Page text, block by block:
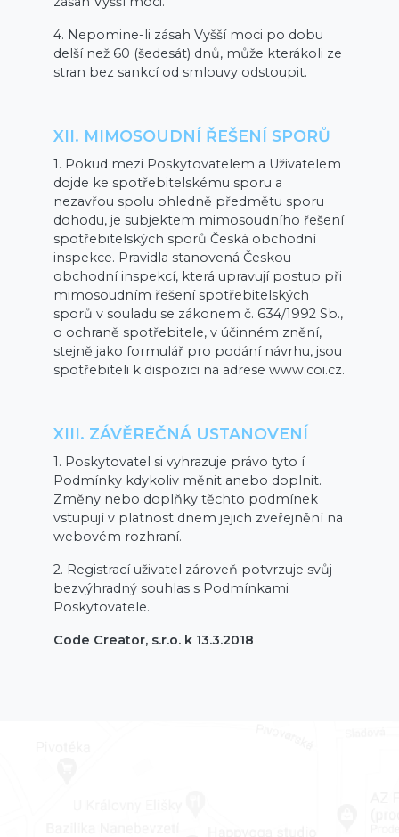
4. Nepomine-li zásah Vyšší moci po dobu
delší než 60 (šedesát) dnů, může kterákoli ze
stran bez sankcí od smlouvy odstoupit.
XII. MIMOSOUDNÍ ŘEŠENÍ SPORŮ
1. Pokud mezi Poskytovatelem a Uživatelem
dojde ke spotřebitelskému sporu a
nezavřou spolu ohledně předmětu sporu
dohodu, je subjektem mimosoudního řešení
spotřebitelských sporů Česká obchodní
inspekce. Pravidla stanovená Českou
obchodní inspekcí, která upravují postup při
mimosoudním řešení spotřebitelských
sporů v souladu se zákonem č. 634/1992 Sb.,
o ochraně spotřebitele, v účinném znění,
stejně jako formulář pro podání návrhu, jsou
spotřebiteli k dispozici na adrese www.coi.cz.
XIII. ZÁVĚREČNÁ USTANOVENÍ
1. Poskytovatel si vyhrazuje právo tyto í
Podmínky kdykoliv měnit anebo doplnit.
Změny nebo doplňky těchto podmínek
vstupují v platnost dnem jejich zveřejnění na
webovém rozhraní.
2. Registrací uživatel zároveň potvrzuje svůj
bezvýhradný souhlas s Podmínkami
Poskytovatele.
Code Creator, s.r.o. k 13.3.2018